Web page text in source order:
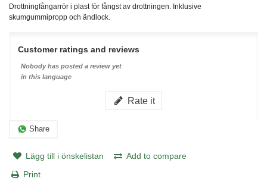
Drottningfångarrör i plast för fångst av drottningen. Inklusive
skumgummipropp och ändlock.
Customer ratings and reviews
Nobody has posted a review yet
in this language
Rate it
Share
Lägg till i önskelistan
Add to compare
Print